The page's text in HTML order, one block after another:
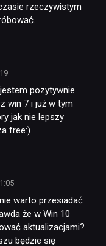
rzeczywistym
pozytywnie
win 7 i już w tym
jak nie lepszy
free:)
warto przesiadać
że w Win 10
aktualizacjami?
będzie się